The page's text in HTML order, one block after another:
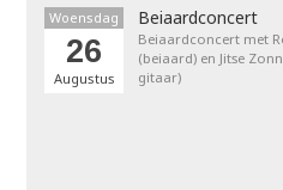
Woensdag
26
Augustus
Beiaardconcert
Beiaardconcert met
(beiaard) en Jitse
gitaar)